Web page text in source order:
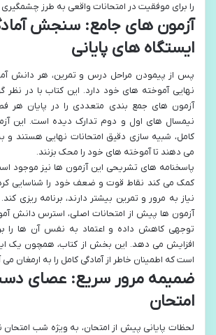
را برای موفقیت در امتحانات واقعی به طرز
آزمون های جامع: سنجش
ایستگاه های پایانی
پس از پیمودن مراحل درس و تمرین، هر دانش
نهایی آموخته های خود دارد. این کتاب با در نظر
آزمون های جمع بندی متعددی را در پایان هر
نیمسال های اول و دوم تدارک دیده است. این
کامل، شبیه سازی دقیق امتحانات نهایی هستند
می دهند تا آموخته های خود را محک بزنند.
پاسخنامه های تشریحی این آزمون ها نیز موجود
کمک می کند نقاط قوت و ضعف خود را شناسایی
نیاز به مرور و تمرین بیشتر دارند، برنامه ریزی
آزمون ها پیش از امتحانات اصلی، استرس دانش
توجهی کاهش داده و اعتماد به نفس آن ها را
افزایش می دهد. این بخش از کتاب، همچون یک
است که اطمینان خاطر از آمادگی کامل را به ارمغان می
ضمیمه مرور سریع: عصای
امتحان
لحظات پایانی پیش از امتحان، به ویژه شب امتحان